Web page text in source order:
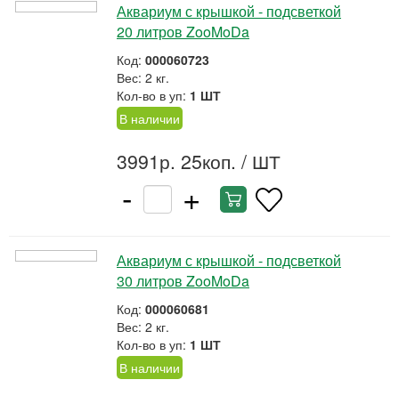
Аквариум с крышкой - подсветкой
20 литров ZooMoDa
Код: 000060723
Вес: 2 кг.
Кол-во в уп: 1 ШТ
В наличии
3991р. 25коп. / ШТ
- +
Аквариум с крышкой - подсветкой
30 литров ZooMoDa
Код: 000060681
Вес: 2 кг.
Кол-во в уп: 1 ШТ
В наличии